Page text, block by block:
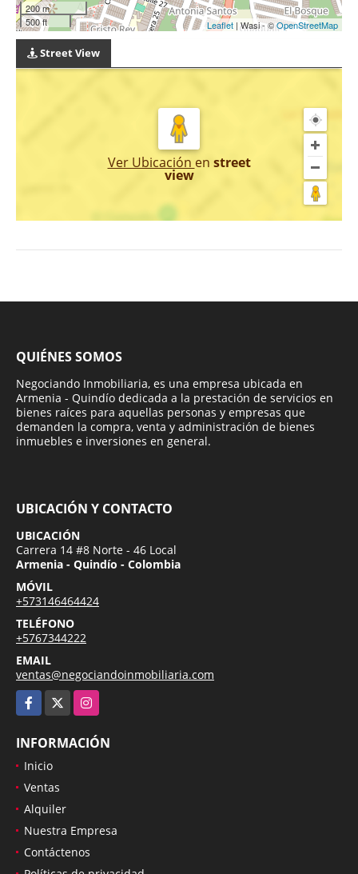
200 m
500 ft
Leaflet | Wasi - ©OpenStreetMap
Street View
Ver Ubicación en street
view
QUIÉNES SOMOS
Negociando Inmobiliaria, es una empresa ubicada en
Armenia - Quindío dedicada a la prestación de servicios en
bienes raíces para aquellas personas y empresas que
demanden la compra, venta y administración de bienes
inmuebles e inversiones en general.
UBICACIÓN Y CONTACTO
UBICACIÓN
Carrera 14 #8 Norte - 46 Local
Armenia - Quindío - Colombia
MÓVIL
+573146464424
TELÉFONO
+5767344222
EMAIL
ventas@negociandoinmobiliaria.com
Facebook
Instagram
INFORMACIÓN
Inicio
Ventas
Alquiler
Nuestra Empresa
Contáctenos